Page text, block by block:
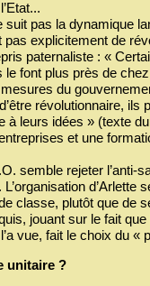
pas la dynamique
pas explicitement de
paternaliste : «
le font plus près de
du
révolutionnaire,
à leurs idées » (texte
et une
semble rejeter
classe, plutôt que de
jouant sur le fait
vue, fait le choix du «
unitaire ?